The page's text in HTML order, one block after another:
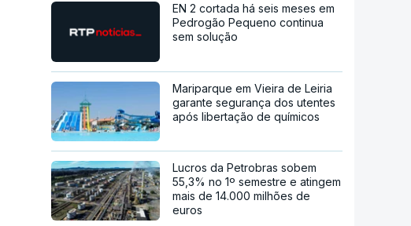
EN 2 cortada há seis meses em
Pedrogão Pequeno continua
sem solução
Mariparque em Vieira de Leiria
garante segurança dos utentes
após libertação de químicos
Lucros da Petrobras sobem
55,3% no 1º semestre e atingem
mais de 14.000 milhões de
euros